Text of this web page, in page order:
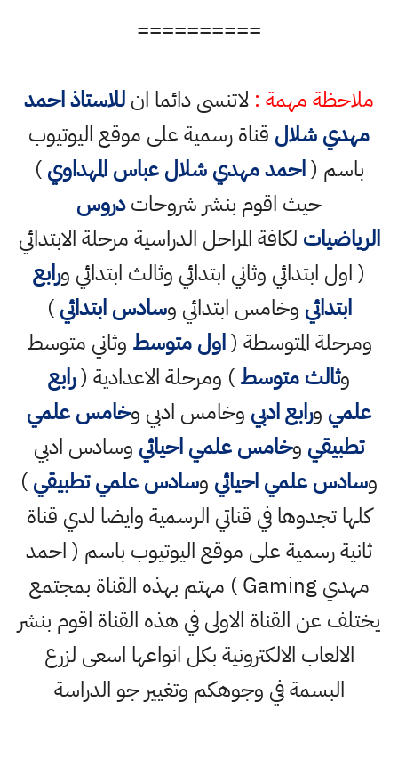
==========
ملاحظة مهمة : لاتنسى دائما انللاستاذ احمد
مهدي شلال قناة رسمية على موقع اليوتيوب
باسم (احمد مهدي شلال عباس المهداوي)
حيث اقوم بنشر شروحاتدروس
الرياضيات لكافة المراحل الدراسية مرحلة الابتدائي
( اول ابتدائي وثاني ابتدائي وثالث ابتدائي ورابع
ابتدائي وخامس ابتدائي وسادس ابتدائي)
ومرحلة المتوسطة (اول متوسط وثاني متوسط
وثالث متوسط) ومرحلة الاعدادية (رابع
علمي ورابع ادبي وخامس ادبي وخامس علمي
تطبيقي وخامس علمي احيائي وسادس ادبي
وسادس علمي احيائي وسادس علمي تطبيقي)
كلها تجدوها في قناتي الرسمية وايضا لدي قناة
ثانية رسمية على موقع اليوتيوب باسم ( احمد
مهدي Gaming ) مهتم بهذه القناة بمجتمع
يختلف عن القناة الاولى في هذه القناة اقوم بنشر
الالعاب الالكترونية بكل انواعها اسعى لزرع
البسمة في وجوهكم وتغيير جو الدراسة